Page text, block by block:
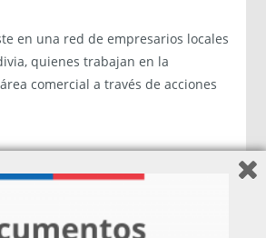
en una red de empresarios locales
quienes trabajan en la
comercial a través de acciones
en octubre de 2015, se enfocó
en torno a potenciar los
al cliente y gestión; y la elaboración